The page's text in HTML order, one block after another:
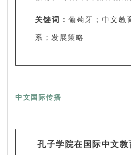
关键词：葡萄牙；中文教
系；发展策略
中文国际传播
孔子学院在国际中文